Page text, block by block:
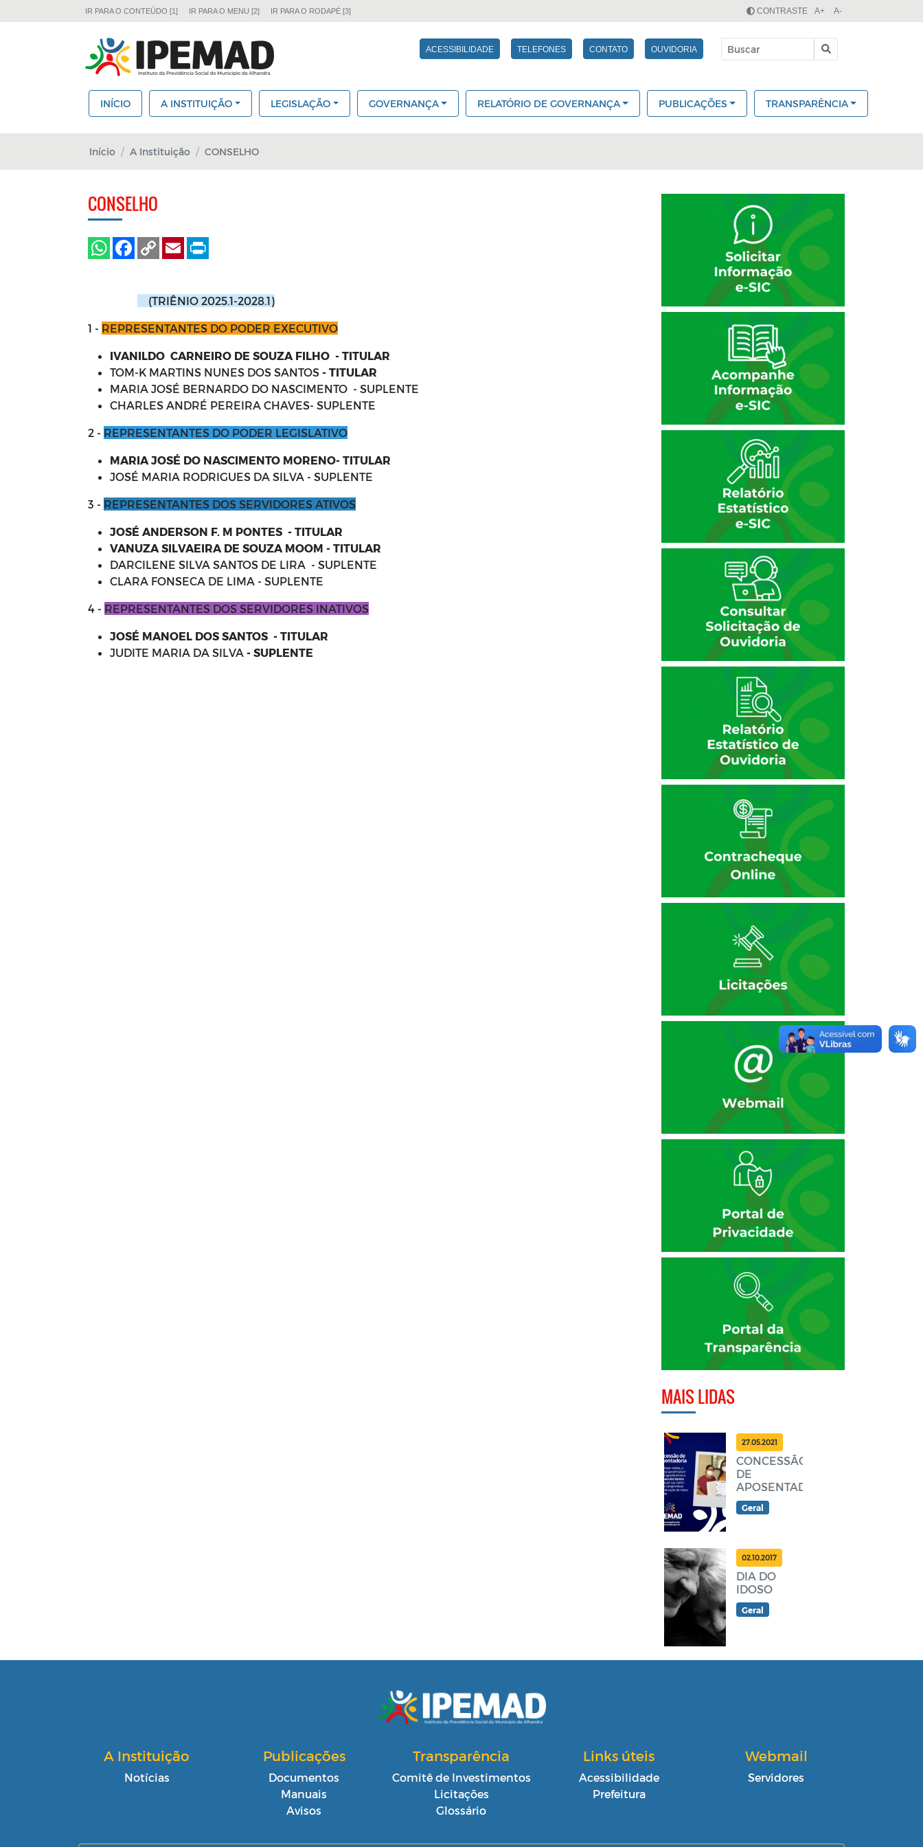
IR PARA O CONTEÚDO [1] IR PARA O MENU [2] IR PARA O RODAPÉ [3]
ACESSIBILIDADE TELEFONES CONTATO OUVIDORIA
CONTRASTE A+ A-
INÍCIO A INSTITUIÇÃO LEGISLAÇÃO GOVERNANÇA RELATÓRIO DE GOVERNANÇA PUBLICAÇÕES TRANSPARÊNCIA
Início A Instituição CONSELHO
CONSELHO
(TRIÊNIO 2025.1-2028.1)
1 - REPRESENTANTES DO PODER EXECUTIVO
IVANILDO CARNEIRO DE SOUZA FILHO - TITULAR
TOM-K MARTINS NUNES DOS SANTOS - TITULAR
MARIA JOSÉ BERNARDO DO NASCIMENTO - SUPLENTE
CHARLES ANDRÉ PEREIRA CHAVES- SUPLENTE
2 - REPRESENTANTES DO PODER LEGISLATIVO
MARIA JOSÉ DO NASCIMENTO MORENO- TITULAR
JOSÉ MARIA RODRIGUES DA SILVA - SUPLENTE
3 - REPRESENTANTES DOS SERVIDORES ATIVOS
JOSÉ ANDERSON F. M PONTES - TITULAR
VANUZA SILVAEIRA DE SOUZA MOOM - TITULAR
DARCILENE SILVA SANTOS DE LIRA - SUPLENTE
CLARA FONSECA DE LIMA - SUPLENTE
4 - REPRESENTANTES DOS SERVIDORES INATIVOS
JOSÉ MANOEL DOS SANTOS - TITULAR
JUDITE MARIA DA SILVA- SUPLENTE
MAIS LIDAS
27.05.2021
CONCESSÃO
DE
APOSENTADORIA
Geral
02.10.2017
DIA DO
IDOSO
Geral
A Instituição
Notícias
Publicações
Documentos
Manuais
Avisos
Transparência
Comitê de Investimentos
Licitações
Glossário
Links úteis
Acessibilidade
Prefeitura
Webmail
Servidores